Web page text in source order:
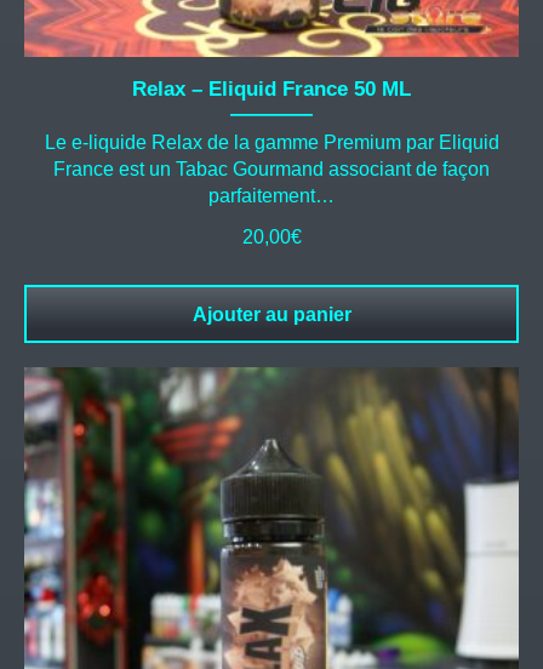
Relax – Eliquid France 50 ML
Le e-liquide Relax de la gamme Premium par Eliquid
France est un Tabac Gourmand associant de façon
parfaitement…
20,00€
Ajouter au panier